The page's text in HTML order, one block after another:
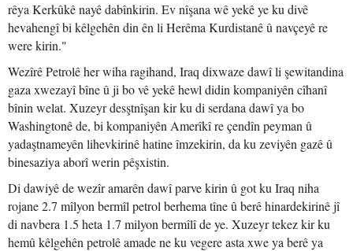
rêya Kerkûkê nayê dabînkirin. Ev nîşana wê yekê ye ku divê
hevahengî bi kêlgehên din ên li Herêma Kurdistanê û navçeyê re
were kirin."
Wezîrê Petrolê her wiha ragihand, Iraq dixwaze dawî li şewitandina
gaza xwezayî bîne û ji bo vê yekê hewl didin kompaniyên cîhanî
bînin welat. Xuzeyr desştnîşan kir ku di serdana dawî ya bo
Washingtonê de, bi kompaniyên Amerîkî re çendîn peyman û
yadaştnameyên lihevkirinê hatine îmzekirin, da ku zeviyên gazê û
binesaziya aborî werin pêşxistin.
Di dawiyê de wezîr amarên dawî parve kirin û got ku Iraq niha
rojane 2.7 mîlyon bermîl petrol berhema tîne û berê hinardekirinê jî
di navbera 1.5 heta 1.7 milyon bermîlî de ye. Xuzeyr tekez kir ku
hemû kêlgehên petrolê amade ne ku vegere asta xwe ya berê ya